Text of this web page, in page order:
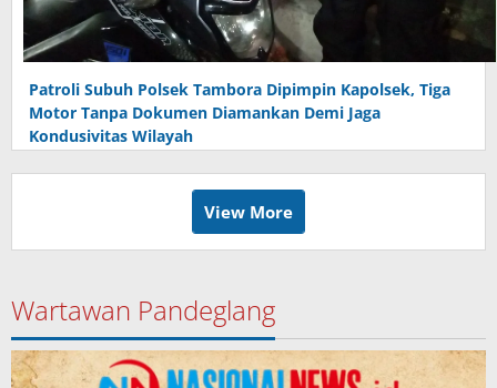
Patroli Subuh Polsek Tambora Dipimpin Kapolsek, Tiga
Motor Tanpa Dokumen Diamankan Demi Jaga
Kondusivitas Wilayah
View More
Wartawan Pandeglang